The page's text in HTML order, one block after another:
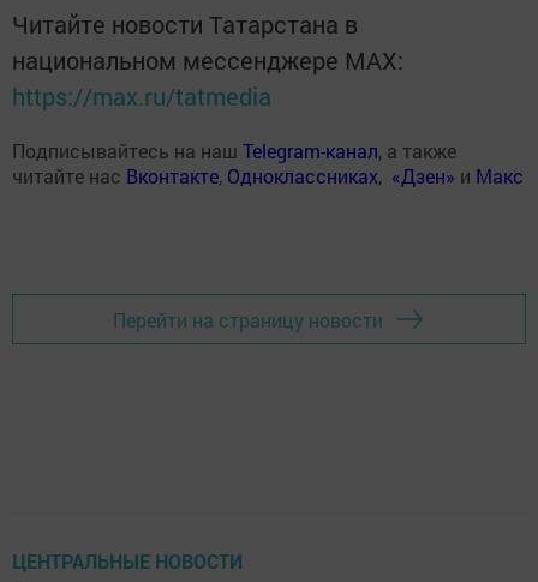
Читайте новости Татарстана в
национальном мессенджере MАХ:
https://max.ru/tatmedia
Подписывайтесь на наш Telegram-канал, а также
читайте нас Вконтакте, Одноклассниках, «Дзен» и Макс
Перейти на страницу новости
ЦЕНТРАЛЬНЫЕ НОВОСТИ